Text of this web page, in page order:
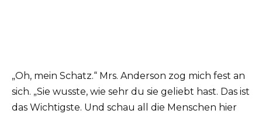
„Oh, mein Schatz.“ Mrs. Anderson zog mich fest an
sich. „Sie wusste, wie sehr du sie geliebt hast. Das ist
das Wichtigste. Und schau all die Menschen hier